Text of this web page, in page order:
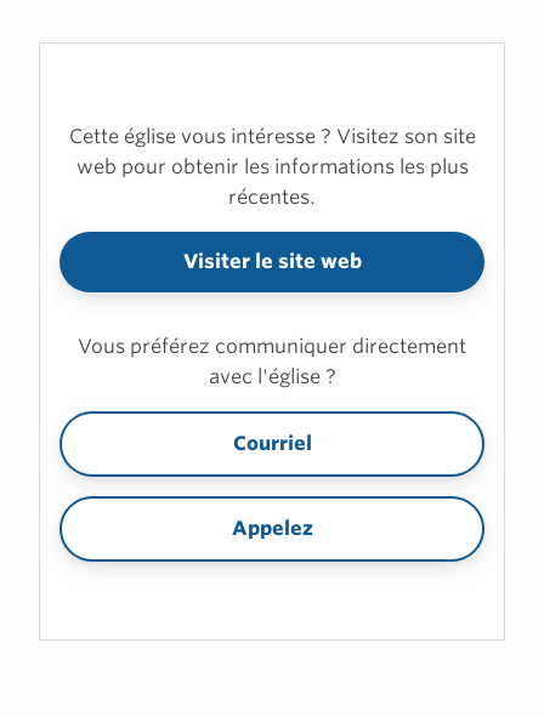
Cette église vous intéresse ? Visitez son site
web pour obtenir les informations les plus
récentes.
Visiter le site web
Vous préférez communiquer directement
avec l'église ?
Courriel
Appelez